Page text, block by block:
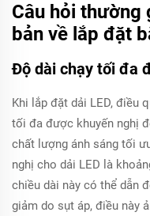
Câu hỏi thường
bản về lắp đặt
Độ dài chạy tối đa
Khi lắp đặt dải LED, điều
tối đa được khuyến nghị
chất lượng ánh sáng tối
nghị cho dải LED là
chiều dài này có thể dẫn
giảm do sụt áp, điều này